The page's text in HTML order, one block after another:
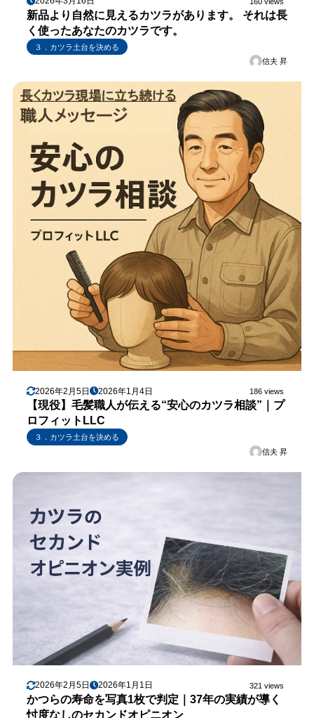
新品より自然に見えるカツラがあります。 それは長
く使ったあなたのカツラです。
３．カツラ土台を決める
信夫 昇
2026年2月5日 2026年1月4日 186 views
【現役】毛髪職人が伝える“安心のカツラ相談”｜プ
ロフィットLLC
３．カツラ土台を決める
信夫 昇
2026年2月5日 2026年1月1日 321 views
かつらの寿命を写真1枚で判定｜37年の実績が導く
忖度なしのセカンドオピニオン